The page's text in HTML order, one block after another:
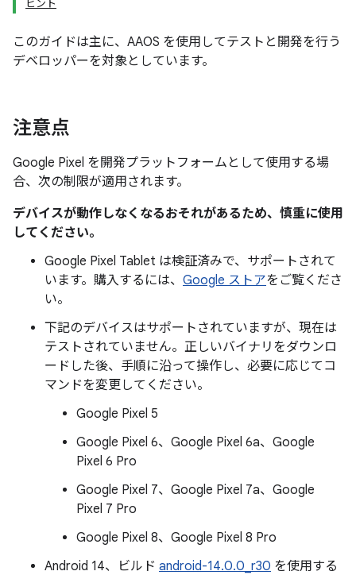
ヒント
このガイドは主に、AAOS を使用してテストと開発を行う
デベロッパーを対象としています。
注意点
Google Pixel を開発プラットフォームとして使用する場
合、次の制限が適用されます。
デバイスが動作しなくなるおそれがあるため、慎重に使用
してください。
Google Pixel Tablet は検証済みで、サポートされて
います。購入するには、 Google ストアをご覧くださ
い。
下記のデバイスはサポートされていますが、現在は
テストされていません。正しいバイナリをダウンロ
ードした後、手順に沿って操作し、必要に応じてコ
マンドを変更してください。
Google Pixel 5
Google Pixel 6、Google Pixel 6a、Google
Pixel 6 Pro
Google Pixel 7、Google Pixel 7a、Google
Pixel 7 Pro
Google Pixel 8、Google Pixel 8 Pro
Android 14、ビルド android-14.0.0_r30 を使用する